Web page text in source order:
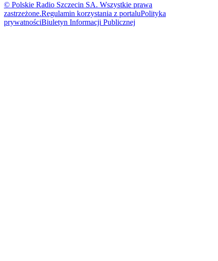
© Polskie Radio Szczecin SA. Wszystkie prawa
zastrzeżone.Regulamin korzystania z portaluPolityka
prywatnościBiuletyn Informacji Publicznej